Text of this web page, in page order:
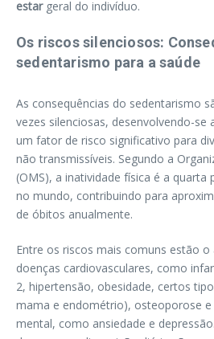
estargeral do indivíduo.
Os riscos silenciosos:
sedentarismo para a saúde
As consequências do sedentarismo
vezes silenciosas, desenvolvendo-se
um fator de risco significativo para
não transmissíveis. Segundo a
(OMS), a inatividade física é a quarta
no mundo, contribuindo para
de óbitos anualmente.
Entre os riscos mais comuns estão
doenças cardiovasculares, como
2, hipertensão, obesidade, certos
mama e endométrio), osteoporose e
mental, como ansiedade e